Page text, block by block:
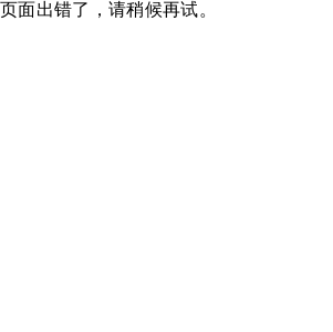
页面出错了，请稍候再试。